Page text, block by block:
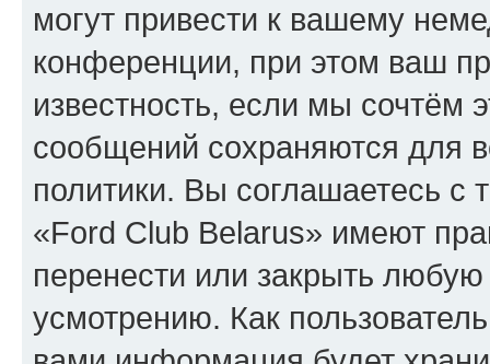
могут привести к вашему
конференции, при этом ваш
известность, если мы сочтём
сообщений сохраняются для
политики. Вы соглашаетесь
«Ford Club Belarus» имеют
перенести или закрыть
усмотрению. Как